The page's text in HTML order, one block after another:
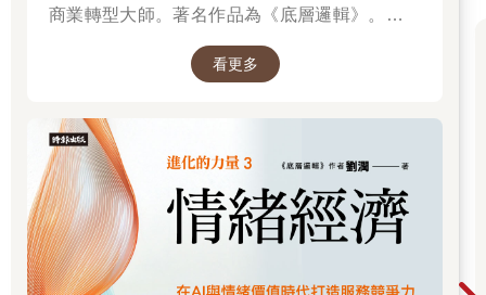
商業轉型大師。著名作品為《底層邏輯》。唯有
的世界中，認清所有真相！
看更多